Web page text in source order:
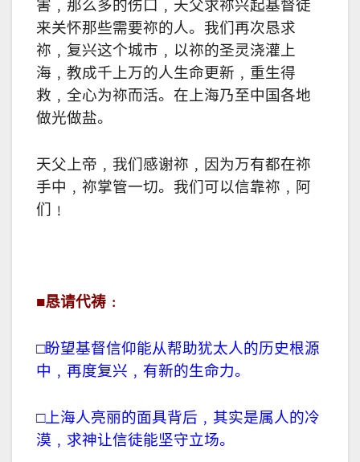
害﹐那么多的伤口﹐天父求祢兴起基督徒
来关怀那些需要祢的人。我们再次恳求
祢﹐复兴这个城市﹐以祢的圣灵浇灌上
海﹐教成千上万的人生命更新﹐重生得
救﹐全心为祢而活。在上海乃至中国各地
做光做盐。
天父上帝﹐我们感谢祢﹐因为万有都在祢
手中﹐祢掌管一切。我们可以信靠祢﹐阿
们﹗
■恳请代祷﹕
□盼望基督信仰能从帮助犹太人的历史根源
中﹐再度复兴﹐有新的生命力。
□上海人亮丽的面具背后﹐其实是属人的冷
漠﹐求神让信徒能坚守立场。